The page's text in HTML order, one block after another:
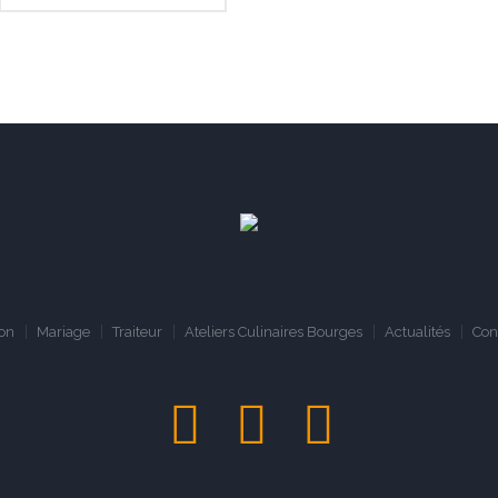
Mariage Traiteur Ateliers Culinaires Bourges Actualités